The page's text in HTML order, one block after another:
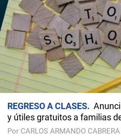
REGRESO A CLASES
y útiles gratuitos a familias
Por CARLOS ARMANDO CABRERA